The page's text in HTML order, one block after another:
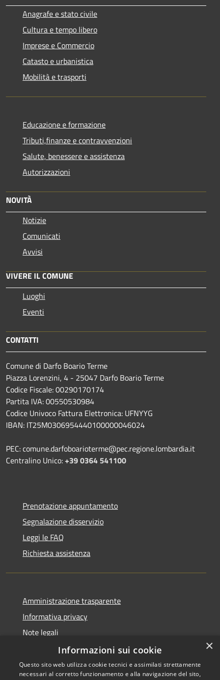
Anagrafe e stato civile
Cultura e tempo libero
Imprese e Commercio
Catasto e urbanistica
Mobilità e trasporti
Educazione e formazione
Tributi,finanze e contravvenzioni
Salute, benessere e assistenza
Autorizzazioni
NOVITÀ
Notizie
Comunicati
Avvisi
VIVERE IL COMUNE
Luoghi
Eventi
CONTATTI
Comune di Darfo Boario Terme
Piazza Lorenzini, 4 - 25047 Darfo Boario Terme
Codice Fiscale: 00290170174
Partita IVA: 00550530984
Codice Univoco Fattura Elettronica: UFNYYG
IBAN: IT25M0306954440100000046024
PEC: comune.darfoboarioterme@pec.regione.lombardia.it
Centralino Unico:+39 0364 541100
Prenotazione appuntamento
Segnalazione disservizio
Leggi le FAQ
Richiesta assistenza
Amministrazione trasparente
Informativa privacy
Note legali
Dichiarazione di accessibilità
×
Informazioni sui cookie
Questo sito web utilizza cookie tecnici e assimilati strettamente
necessari al corretto funzionamento e alla navigazione del sito,